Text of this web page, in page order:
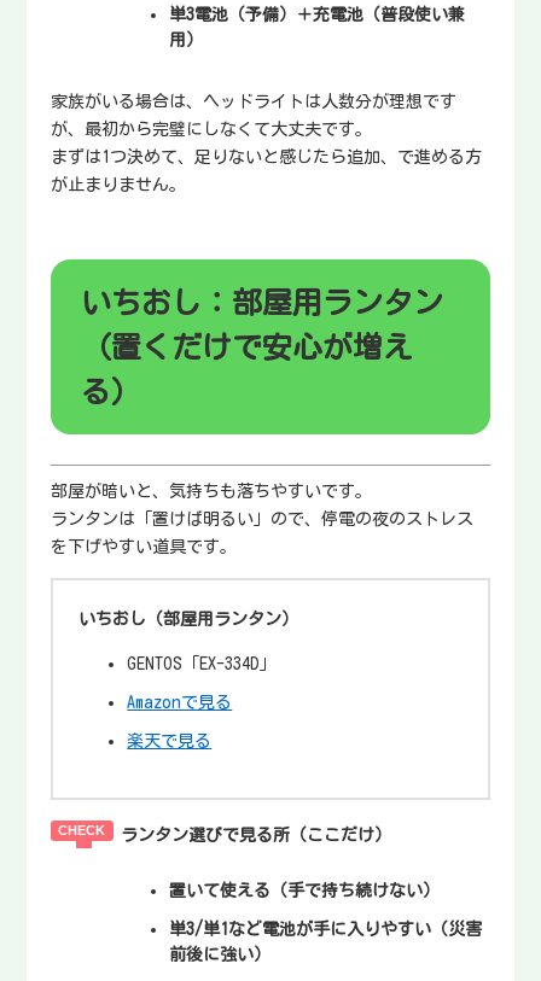
単3電池 （予備）＋充電池 （普段使い兼
用）
家族がいる場合は、ヘッドライトは人数分が理想です
が、最初から完璧にしなくて大丈夫です。
まずは1つ決めて、足りないと感じたら追加、で進める方
が止まりません。
いちおし：部屋用ランタン
（置くだけで安心が増え
る）
部屋が暗いと、気持ちも落ちやすいです。
ランタンは「置けば明るい」ので、停電の夜のストレス
を下げやすい道具です。
いちおし（部屋用ランタン）
GENTOS「EX-334D」
Amazonで見る
楽天で見る
ランタン選びで見る所（ここだけ）
置いて使える （手で持ち続けない）
単3/単1など電池が手に入りやすい （災害
前後に強い）